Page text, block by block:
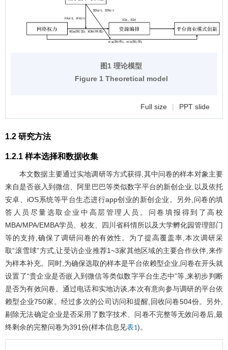
图1 理论模型
Figure 1 Theoretical model
Full size | PPT slide
1.2 研究方法
1.2.1 样本选择和数据收集
本文数据主要通过实地调研等方式获得,其中问卷的样本对象主要
来自是否嵌入到微信、阿里巴巴等类似数字平台的新创企业,以及依托
安卓、iOS系统等平台生态进行app创业的新创企业。另外,问卷的填
答人员尽量选取企业中高层管理人员。问卷填报得到了高校
MBA/MPA/EMBA学员、校友、四川省科情所以及大学孵化园管理部门
等的支持,确保了调研问卷的有效性。为了提高覆盖率,本次调研采
取“滚雪球”方式,让受访企业推荐1~3家其他区域的主要合作伙伴,来作
为样本补充。同时,为确保选取的样本是平台依赖型企业,问卷在开头就
设置了“贵企业是否嵌入到微信等类似数字平台生态中”等,来初步判断
是否为有效问卷。通过电话和实地访谈,本次有意向参与调研的平台依
赖型企业750家。经过多次的公司访问和提醒,回收问卷504份。另外,
剔除无法确定企业是否采用了数字技术、问卷不完整等无效问卷后,最
终剩余的完整问卷为391份(样本信息见表1)。